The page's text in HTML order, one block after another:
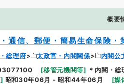
概要
通信、郵便・簡易生命保険・
総理府 太政官・内閣関係 内閣公
[移管元機関等] ＊内閣・総
] 昭和30年06月 - 昭和44年06月 [媒